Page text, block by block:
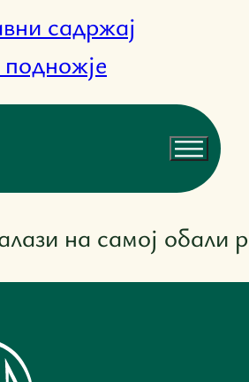
садржај
на самој обали